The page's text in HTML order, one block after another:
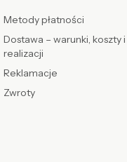
Metody płatności
Dostawa – warunki, koszty
realizacji
Reklamacje
Zwroty